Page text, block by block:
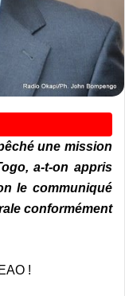
une mission
a-t-on appris
le communiqué
conformément
!